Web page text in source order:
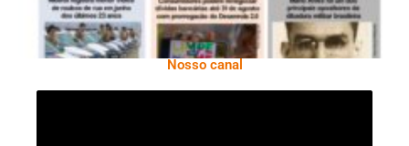
Nosso canal